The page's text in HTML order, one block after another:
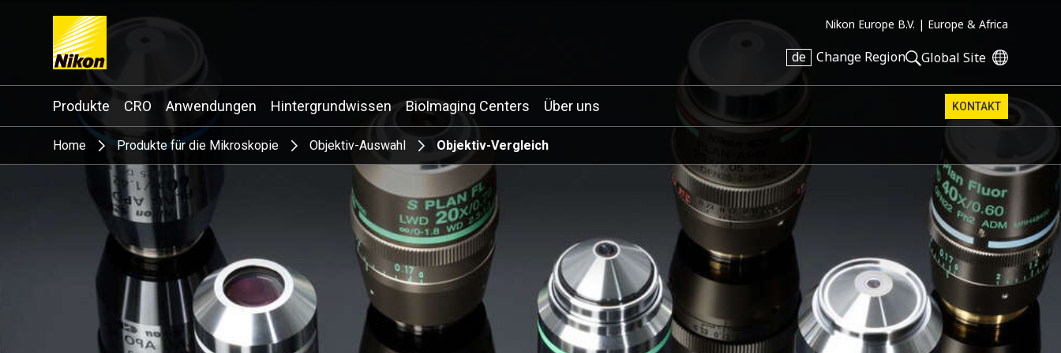
Nikon Europe B.V. | Europe & Africa
de Change Region Global Site
Search keyword(s)
Produkte CRO Anwendungen Hintergrundwissen BioImaging Centers Über uns KONTAKT
Home Produkte für die Mikroskopie Objektiv-Auswahl Objektiv-Vergleich